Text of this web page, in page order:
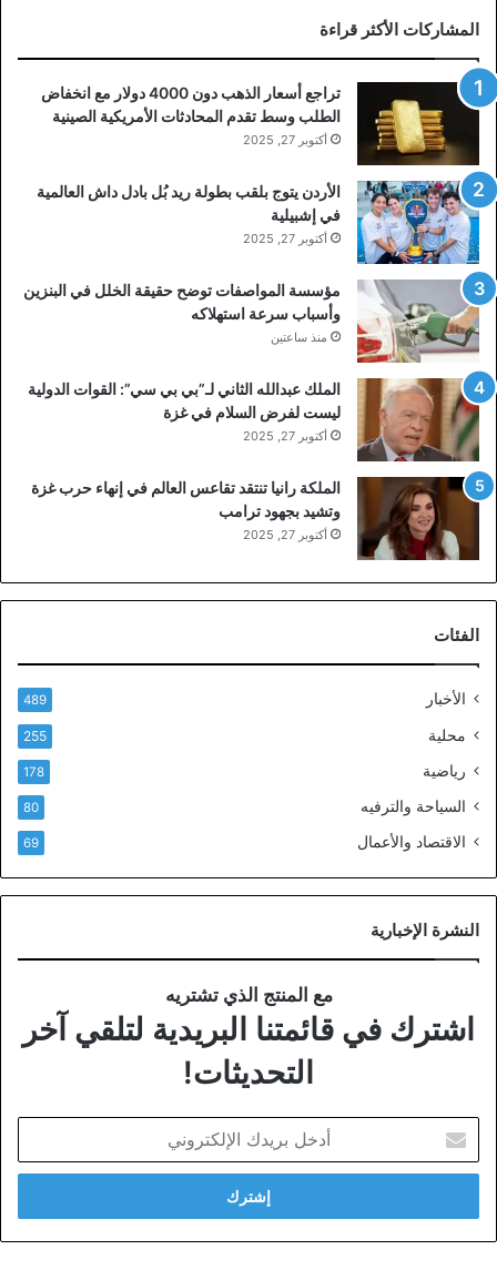
المشاركات الأكثر قراءة
تراجع أسعار الذهب دون 4000 دولار مع انخفاض
الطلب وسط تقدم المحادثات الأمريكية الصينية
أكتوبر 27, 2025
الأردن يتوج بلقب بطولة ريد بُل بادل داش العالمية
في إشبيلية
أكتوبر 27, 2025
مؤسسة المواصفات توضح حقيقة الخلل في البنزين
وأسباب سرعة استهلاكه
منذ ساعتين
الملك عبدالله الثاني لـ”بي بي سي”: القوات الدولية
ليست لفرض السلام في غزة
أكتوبر 27, 2025
الملكة رانيا تنتقد تقاعس العالم في إنهاء حرب غزة
وتشيد بجهود ترامب
أكتوبر 27, 2025
الفئات
الأخبار 489
محلية 255
رياضية 178
السياحة والترفيه 80
الاقتصاد والأعمال 69
النشرة الإخبارية
مع المنتج الذي تشتريه
اشترك في قائمتنا البريدية لتلقي آخر
التحديثات!
بريدك
الإلكتروني